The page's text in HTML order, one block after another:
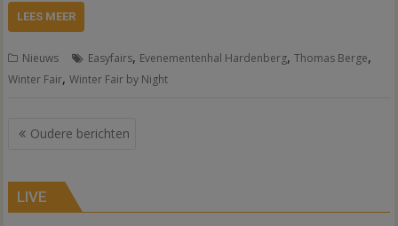
LEES MEER
Nieuws Easyfairs, Evenementenhal Hardenberg,Thomas Berge,
Winter Fair,Winter Fair by Night
Berichtennavigatie
Oudere berichten
LIVE